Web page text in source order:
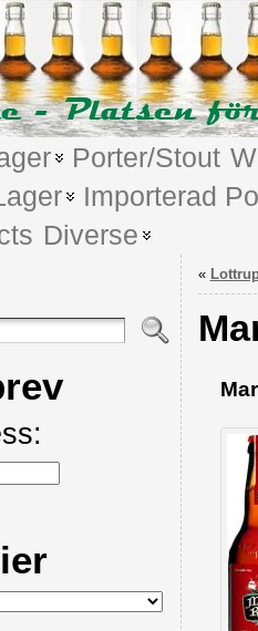
Porter/Stout
Importerad
Diverse
«